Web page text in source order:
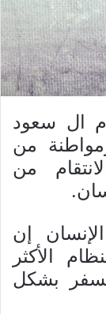
ال سعود
ومواطنة من
من
إن
الأكثر
بشكل